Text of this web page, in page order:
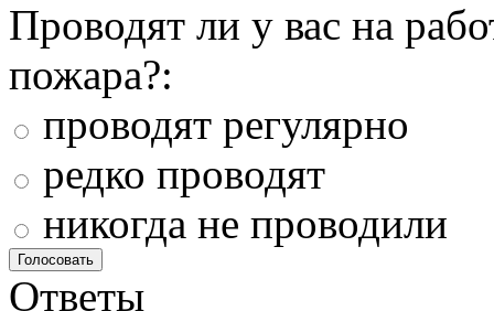
Проводят ли у вас на
пожара?:
проводят регулярно
редко проводят
никогда не проводили
Ответы